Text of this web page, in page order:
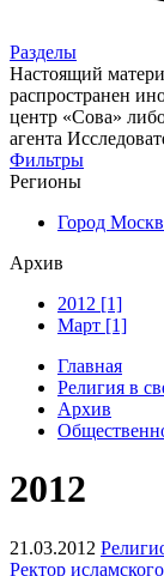
Разделы
Настоящий
распространен
центр «Сова»
агента
Фильтры
Регионы
Город
Архив
2012 [1]
Март [1]
Главная
Религия в
Архив
2012
21.03.2012
Ректор